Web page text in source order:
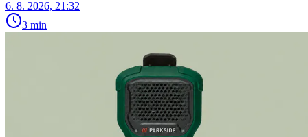
6. 8. 2026, 21:32
3 min